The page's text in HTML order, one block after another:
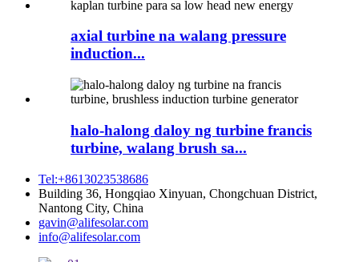
axial turbine na walang pressure
induction...
halo-halong daloy ng turbine francis
turbine, walang brush sa...
Tel:+8613023538686
Building 36, Hongqiao Xinyuan, Chongchuan District,
Nantong City, China
gavin@alifesolar.com
info@alifesolar.com